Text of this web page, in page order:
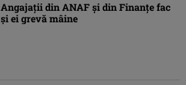
Angajații din ANAF și din Finanțe fac
și ei grevă mâine